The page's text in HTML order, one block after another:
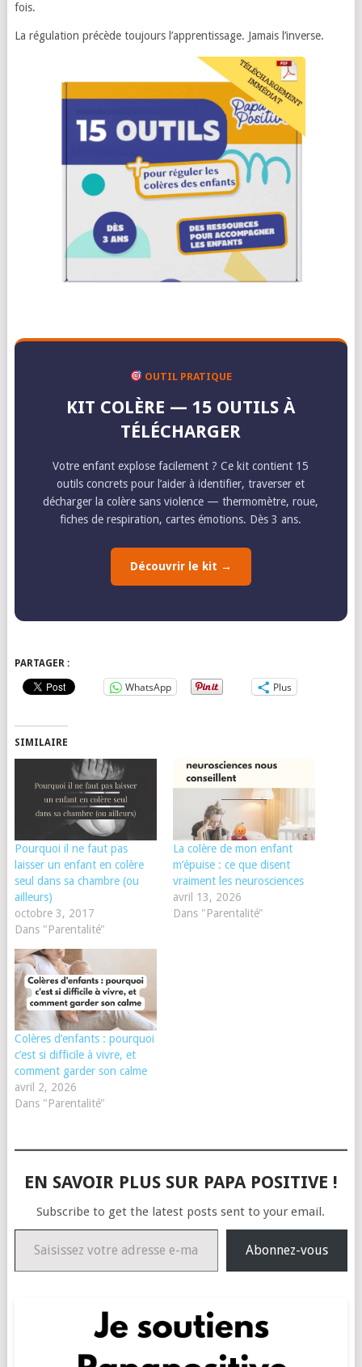
fois.
La régulation précède toujours l’apprentissage. Jamais l’inverse.
OUTIL PRATIQUE
KIT COLÈRE — 15 OUTILS À
TÉLÉCHARGER
Votre enfant explose facilement ? Ce kit contient 15
outils concrets pour l’aider à identifier, traverser et
décharger la colère sans violence — thermomètre, roue,
fiches de respiration, cartes émotions. Dès 3 ans.
Découvrir le kit →
PARTAGER :
WhatsApp Plus
SIMILAIRE
Pourquoi il ne faut pas
laisser un enfant en colère
seul dans sa chambre (ou
ailleurs)
octobre 3, 2017
Dans "Parentalité"
La colère de mon enfant
m’épuise : ce que disent
vraiment les neurosciences
avril 13, 2026
Dans "Parentalité"
Colères d’enfants : pourquoi
c’est si difficile à vivre, et
comment garder son calme
avril 2, 2026
Dans "Parentalité"
EN SAVOIR PLUS SUR PAPA POSITIVE !
Subscribe to get the latest posts sent to your email.
Saisissez votre adresse e-mail…
Abonnez-vous